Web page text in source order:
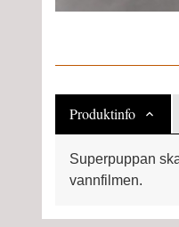
Produktinfo
Superpuppan
vannfilmen.